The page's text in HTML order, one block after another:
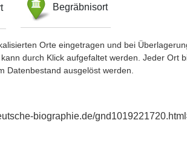
Begräbnisort
Orte eingetragen und bei
durch Klick aufgefaltet werden. Jeder Ort
Datenbestand ausgelöst werden.
biographie.de/